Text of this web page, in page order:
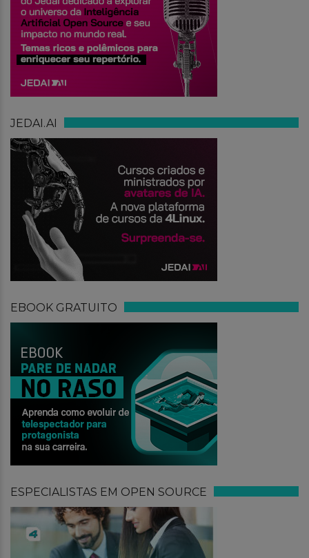
JEDAI.AI
EBOOK GRATUITO
ESPECIALISTAS EM OPEN SOURCE